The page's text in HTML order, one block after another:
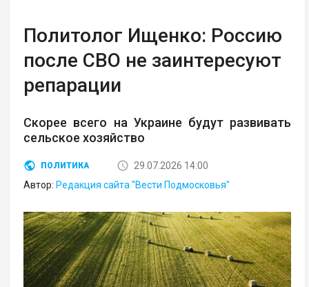
Политолог Ищенко: Россию
после СВО не заинтересуют
репарации
Скорее всего на Украине будут развивать
сельское хозяйство
ПОЛИТИКА
29.07.2026 14:00
Автор: Редакция сайта "Вести Подмосковья"